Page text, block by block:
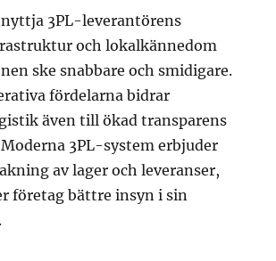
3PL-leverantörens
och lokalkännedom
ske snabbare och smidigare.
fördelarna bidrar
även till ökad transparens
3PL-system erbjuder
av lager och leveranser,
företag bättre insyn i sin